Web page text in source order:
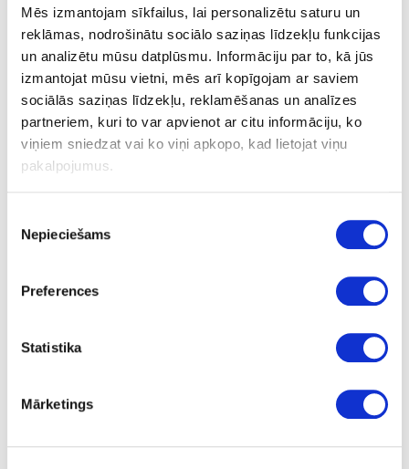
Mēs izmantojam sīkfailus, lai personalizētu saturu un
reklāmas, nodrošinātu sociālo saziņas līdzekļu funkcijas
un analizētu mūsu datplūsmu. Informāciju par to, kā jūs
izmantojat mūsu vietni, mēs arī kopīgojam ar saviem
sociālās saziņas līdzekļu, reklamēšanas un analīzes
partneriem, kuri to var apvienot ar citu informāciju, ko
viņiem sniedzat vai ko viņi apkopo, kad lietojat viņu
pakalpojumus.
izvēle
Nepieciešams
Preferences
Statistika
Mārketings
Zāģripa WOOD FINE CUT HW
168x1,8x20 WD42
Uzdot jautājumu
Zāģripa WOOD FINE CUT HW
1.8